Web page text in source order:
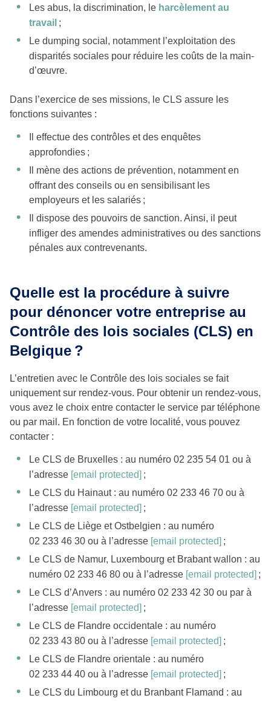
Les abus, la discrimination, le harcèlement au
travail ;
Le dumping social, notamment l’exploitation des
disparités sociales pour réduire les coûts de la main-
d’œuvre.
Dans l’exercice de ses missions, le CLS assure les
fonctions suivantes :
Il effectue des contrôles et des enquêtes
approfondies ;
Il mène des actions de prévention, notamment en
offrant des conseils ou en sensibilisant les
employeurs et les salariés ;
Il dispose des pouvoirs de sanction. Ainsi, il peut
infliger des amendes administratives ou des sanctions
pénales aux contrevenants.
Quelle est la procédure à suivre
pour dénoncer votre entreprise au
Contrôle des lois sociales (CLS) en
Belgique ?
L’entretien avec le Contrôle des lois sociales se fait
uniquement sur rendez-vous. Pour obtenir un rendez-vous,
vous avez le choix entre contacter le service par téléphone
ou par mail. En fonction de votre localité, vous pouvez
contacter :
Le CLS de Bruxelles : au numéro 02 235 54 01 ou à
l’adresse [email protected] ;
Le CLS du Hainaut : au numéro 02 233 46 70 ou à
l’adresse [email protected] ;
Le CLS de Liège et Ostbelgien : au numéro
02 233 46 30 ou à l’adresse [email protected] ;
Le CLS de Namur, Luxembourg et Brabant wallon : au
numéro 02 233 46 80 ou à l’adresse [email protected] ;
Le CLS d’Anvers : au numéro 02 233 42 30 ou par à
l’adresse [email protected] ;
Le CLS de Flandre occidentale : au numéro
02 233 43 80 ou à l’adresse [email protected] ;
Le CLS de Flandre orientale : au numéro
02 233 44 40 ou à l’adresse [email protected] ;
Le CLS du Limbourg et du Branbant Flamand : au